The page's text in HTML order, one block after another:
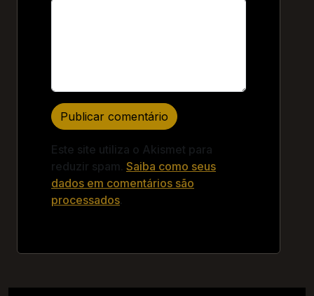
Este site utiliza o Akismet para
reduzir spam. Saiba como seus
dados em comentários são
processados